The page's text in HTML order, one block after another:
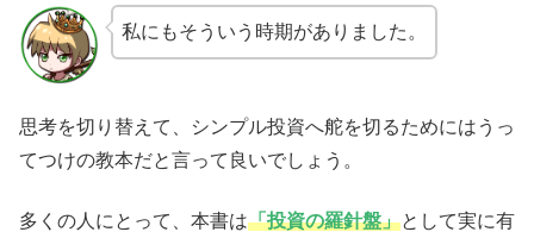
私にもそういう時期がありました。
思考を切り替えて、シンプル投資へ舵を切るためにはうっ
てつけの教本だと言って良いでしょう。
多くの人にとって、本書は「投資の羅針盤」として実に有